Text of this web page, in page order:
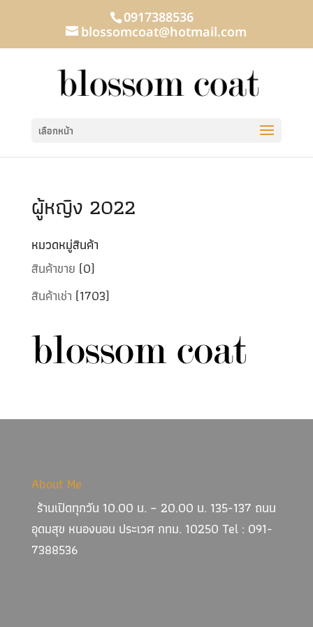
0917388536
blossomcoat@hotmail.com
เลือกหน้า
ผู้หญิง 2022
หมวดหมู่สินค้า
สินค้าขาย (0)
สินค้าเช่า (1703)
About Me
ร้านเปิดทุกวัน 10.00 น. – 20.00 น. 135-137 ถนน
อุดมสุข หนองบอน ประเวศ กทม. 10250 Tel : 091-
7388536